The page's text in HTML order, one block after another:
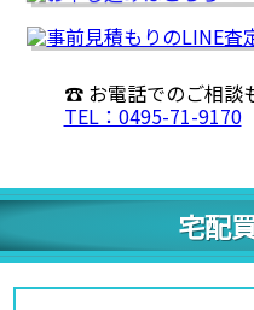
☎ お電話でのご相談
TEL：0495-71-9170
宅配